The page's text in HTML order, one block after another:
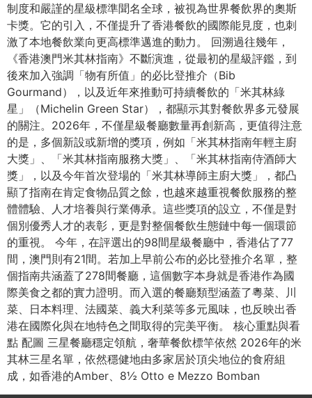
制度和嚴謹的星級標準聞名全球，被視為世界餐飲界的奧斯
卡獎。它的引入，不僅提升了香港餐飲的國際能見度，也刺
激了本地餐飲業向更高標準邁進的動力。 回溯過往幾年，
《香港澳門米其林指南》不斷演進，從最初的星級評鑑，到
後來加入強調「物有所值」的必比登推介（Bib
Gourmand），以及近年來推動可持續餐飲的「米其林綠
星」（Michelin Green Star），都顯示其對餐飲界多元發展
的關注。2026年，不僅星級餐廳數量再創新高，更值得注意
的是，多個新設或新增的獎項，例如「米其林指南年輕主廚
大獎」、「米其林指南服務大獎」、「米其林指南侍酒師大
獎」，以及今年首次登場的「米其林導師主廚大獎」，都凸
顯了指南在肯定食物品質之餘，也越來越重視餐飲服務的整
體體驗、人才培養與行業傳承。這些獎項的設立，不僅是對
個別優秀人才的表彰，更是對整個餐飲生態鏈中每一個環節
的重視。 今年，在評選出的98間星級餐廳中，香港佔了77
間，澳門則有21間。若加上早前公布的必比登推介名單，整
個指南共涵蓋了278間餐廳，這個數字本身就是香港作為國
際美食之都的實力證明。而入選的餐廳類型涵蓋了粵菜、川
菜、日本料理、法國菜、義大利菜等多元風味，也反映出香
港在國際化與在地特色之間取得的完美平衡。 核心重點與看
點 配圖 三星餐廳穩定領航，奢華餐飲標竿依然 2026年的米
其林三星名單，依然穩健地由多家居於頂尖地位的食府組
成，如香港的Amber、8½ Otto e Mezzo Bomban